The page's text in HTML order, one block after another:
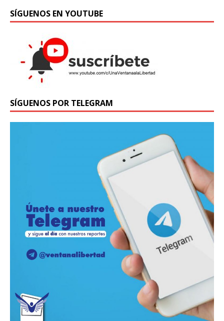
SÍGUENOS EN YOUTUBE
SÍGUENOS POR TELEGRAM